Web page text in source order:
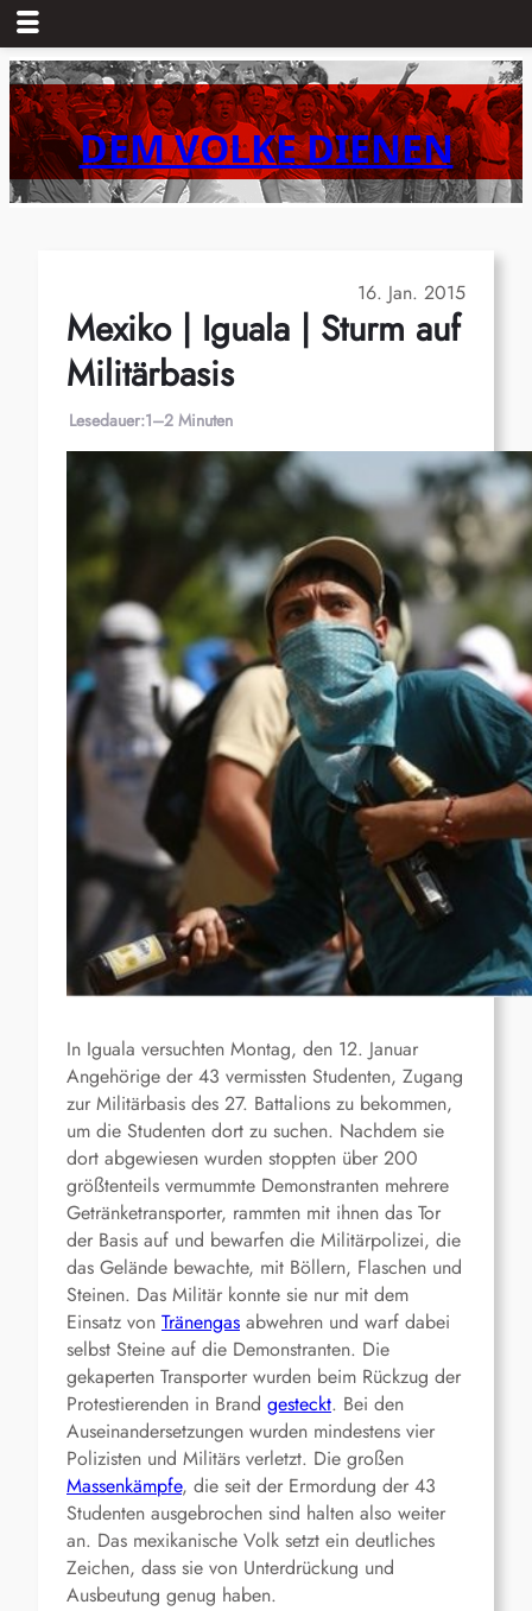
Zum
Inhalt
springenDEM VOLKE DIENEN
16. Jan. 2015
Mexiko | Iguala | Sturm auf
Militärbasis
Lesedauer:1–2 Minuten
In Iguala versuchten Montag, den 12. Januar
Angehörige der 43 vermissten Studenten, Zugang
zur Militärbasis des 27. Battalions zu bekommen,
um die Studenten dort zu suchen. Nachdem sie
dort abgewiesen wurden stoppten über 200
größtenteils vermummte Demonstranten mehrere
Getränketransporter, rammten mit ihnen das Tor
der Basis auf und bewarfen die Militärpolizei, die
das Gelände bewachte, mit Böllern, Flaschen und
Steinen. Das Militär konnte sie nur mit dem
Einsatz von Tränengas abwehren und warf dabei
selbst Steine auf die Demonstranten. Die
gekaperten Transporter wurden beim Rückzug der
Protestierenden in Brand gesteckt. Bei den
Auseinandersetzungen wurden mindestens vier
Polizisten und Militärs verletzt. Die großen
Massenkämpfe, die seit der Ermordung der 43
Studenten ausgebrochen sind halten also weiter
an. Das mexikanische Volk setzt ein deutliches
Zeichen, dass sie von Unterdrückung und
Ausbeutung genug haben.